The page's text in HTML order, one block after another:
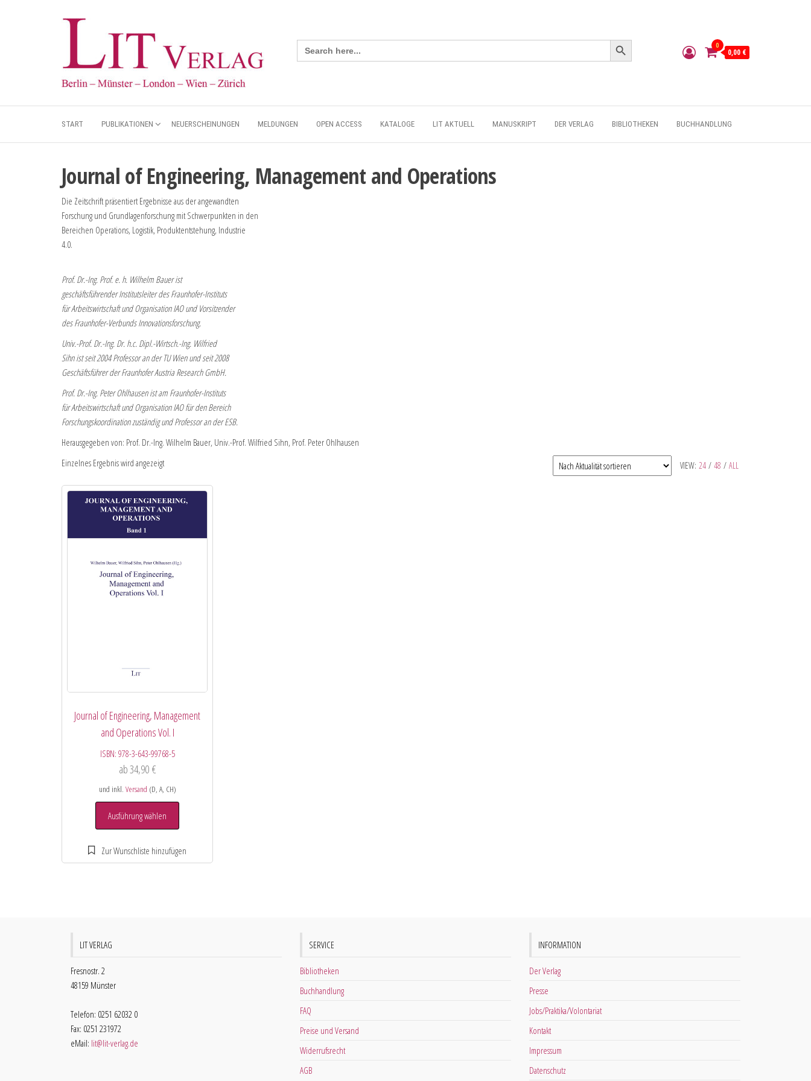
Search
for:
Search Button
0
0,00 €
START PUBLIKATIONEN NEUERSCHEINUNGEN MELDUNGEN OPEN ACCESS KATALOGE LIT AKTUELL MANUSKRIPT DER VERLAG BIBLIOTHEKEN BUCHHANDLUNG
Journal of Engineering, Management and Operations
Die Zeitschrift präsentiert Ergebnisse aus der angewandten
Forschung und Grundlagenforschung mit Schwerpunkten in den
Bereichen Operations, Logistik, Produktentstehung, Industrie
4.0.
Prof. Dr.-Ing. Prof. e. h. Wilhelm Bauer ist
geschäftsführender Institutsleiter des Fraunhofer-Instituts
für Arbeitswirtschaft und Organisation IAO und Vorsitzender
des Fraunhofer-Verbunds Innovationsforschung.
Univ.-Prof. Dr.-Ing. Dr. h.c. Dipl.-Wirtsch.-Ing. Wilfried
Sihn ist seit 2004 Professor an der TU Wien und seit 2008
Geschäftsführer der Fraunhofer Austria Research GmbH.
Prof. Dr.-Ing. Peter Ohlhausen ist am Fraunhofer-Instituts
für Arbeitswirtschaft und Organisation IAO für den Bereich
Forschungskoordination zuständig und Professor an der ESB.
Herausgegeben von: Prof. Dr.-Ing. Wilhelm Bauer, Univ.-Prof. Wilfried Sihn, Prof. Peter Ohlhausen
VIEW: 24 / 48 / ALL
Einzelnes Ergebnis wird angezeigt
Journal of Engineering, Management
and Operations Vol. I
ISBN: 978-3-643-99768-5
ab34,90 €
und inkl. Versand (D, A, CH)
Ausführung wählen
LIT VERLAG
Fresnostr. 2
48159 Münster
Telefon: 0251 62032 0
Fax: 0251 231972
eMail: lit@lit-verlag.de
SERVICE
Bibliotheken
Buchhandlung
FAQ
Preise und Versand
Widerrufsrecht
AGB
INFORMATION
Der Verlag
Presse
Jobs/Praktika/Volontariat
Kontakt
Impressum
Datenschutz